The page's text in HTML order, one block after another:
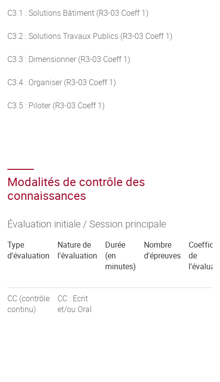
C3.1 : Solutions Bâtiment (R3-03 Coeff 1)
C3.2 : Solutions Travaux Publics (R3-03 Coeff 1)
C3.3 : Dimensionner (R3-03 Coeff 1)
C3.4 : Organiser (R3-03 Coeff 1)
C3.5 : Piloter (R3-03 Coeff 1)
Modalités de contrôle des
connaissances
Évaluation initiale / Session principale
Type
d'évaluation
Nature de
l'évaluation
Durée
(en
minutes)
Nombre
d'épreuves
de
CC (contrôle
continu)
CC : Ecrit
et/ou Oral